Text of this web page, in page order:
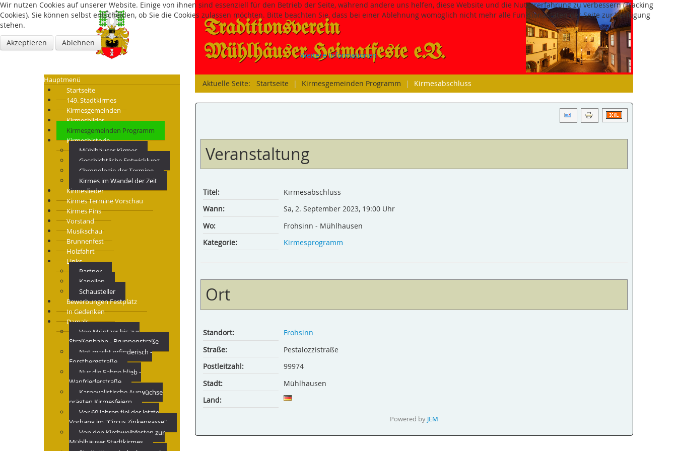
Traditions­verein
Mühlhäuser Heimatfeste e.V.
Hauptmenü
Startseite
149. Stadtkirmes
Kirmesgemeinden
Kirmesbilder
Kirmesgemeinden Programm
Kirmeshistorie
Mühlhäuser Kirmes
Geschichtliche Entwicklung
Chronologie der Termine
Kirmes im Wandel der Zeit
Kirmeslieder
Kirmes Termine Vorschau
Kirmes Pins
Vorstand
Musikschau
Brunnenfest
Holzfahrt
Links
Partner
Kapellen
Schausteller
Bewerbungen Festplatz
In Gedenken
Damals
Von Müntzer bis zur
Straßenbahn - Brunnenstraße
Not macht erfinderisch -
Forstbergstraße
Nur die Fahne blieb -
Wanfriederstraße
Karnevalistische Auswüchse
prägten Kirmesfeiern
Vor 60 Jahren fiel der letzte
Vorhang im "Circus Zinkengasse"
Von den Kirchweihfesten zur
Mühlhäuser Stadtkirmes
Aktuelle Seite: Startseite | Kirmesgemeinden Programm | Kirmesabschluss
Veranstaltung
Titel:
Kirmesabschluss
Wann:
Sa, 2. September 2023, 19:00 Uhr
Wo:
Frohsinn - Mühlhausen
Kategorie:
Kirmesprogramm
Ort
Standort:
Frohsinn
Straße:
Pestalozzistraße
Postleitzahl:
99974
Stadt:
Mühlhausen
Land:
Powered by JEM
Wir nutzen Cookies auf unserer Website. Einige von ihnen sind essenziell für den Betrieb der Seite, während andere uns helfen, diese Website und die Nutzererfahrung zu verbessern (Tracking
Cookies). Sie können selbst entscheiden, ob Sie die Cookies zulassen möchten. Bitte beachten Sie, dass bei einer Ablehnung womöglich nicht mehr alle Funktionalitäten der Seite zur Verfügung
stehen.
Akzeptieren
Ablehnen
Weitere Informationen